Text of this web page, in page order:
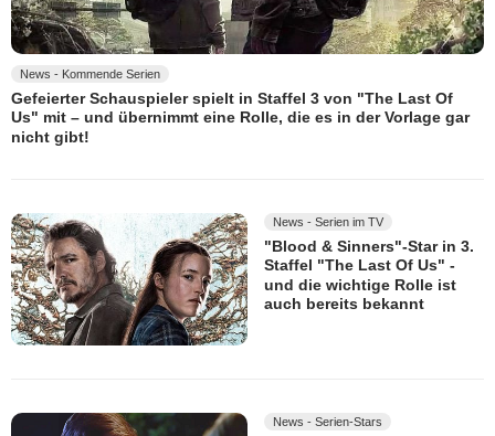
News - Kommende Serien
Gefeierter Schauspieler spielt in Staffel 3 von "The Last Of
Us" mit – und übernimmt eine Rolle, die es in der Vorlage gar
nicht gibt!
News - Serien im TV
"Blood & Sinners"-Star in 3.
Staffel "The Last Of Us" -
und die wichtige Rolle ist
auch bereits bekannt
News - Serien-Stars